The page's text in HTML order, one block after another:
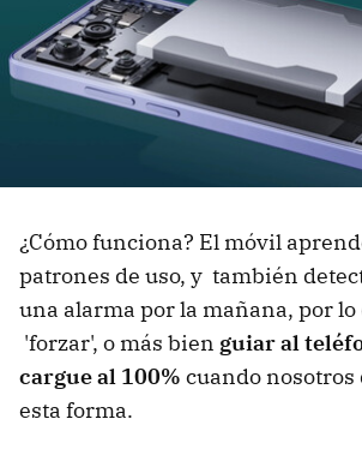
¿Cómo funciona? El móvil
patrones de uso, y también
una alarma por la mañana, por lo
'forzar', o más bien guiar al
cargue al 100% cuando nosotros
esta forma.